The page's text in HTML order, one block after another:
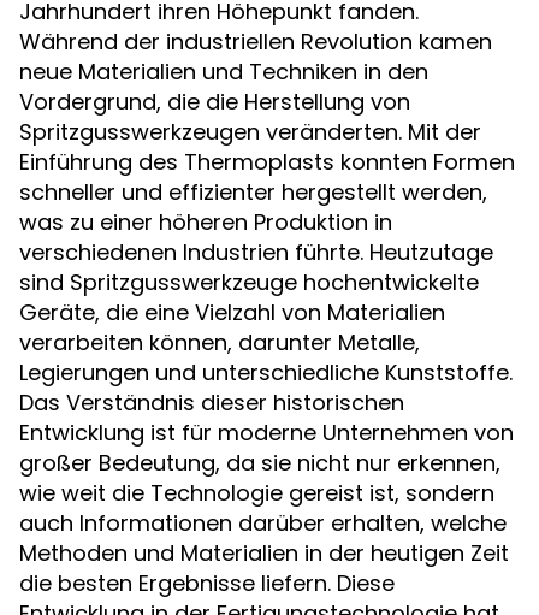
Jahrhundert ihren Höhepunkt fanden.
Während der industriellen Revolution kamen
neue Materialien und Techniken in den
Vordergrund, die die Herstellung von
Spritzgusswerkzeugen veränderten. Mit der
Einführung des Thermoplasts konnten Formen
schneller und effizienter hergestellt werden,
was zu einer höheren Produktion in
verschiedenen Industrien führte. Heutzutage
sind Spritzgusswerkzeuge hochentwickelte
Geräte, die eine Vielzahl von Materialien
verarbeiten können, darunter Metalle,
Legierungen und unterschiedliche Kunststoffe.
Das Verständnis dieser historischen
Entwicklung ist für moderne Unternehmen von
großer Bedeutung, da sie nicht nur erkennen,
wie weit die Technologie gereist ist, sondern
auch Informationen darüber erhalten, welche
Methoden und Materialien in der heutigen Zeit
die besten Ergebnisse liefern. Diese